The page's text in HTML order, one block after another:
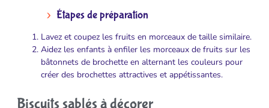
Étapes de préparation
Lavez et coupez les fruits en morceaux de taille similaire.
Aidez les enfants à enfiler les morceaux de fruits sur les
bâtonnets de brochette en alternant les couleurs pour
créer des brochettes attractives et appétissantes.
Biscuits sablés à décorer